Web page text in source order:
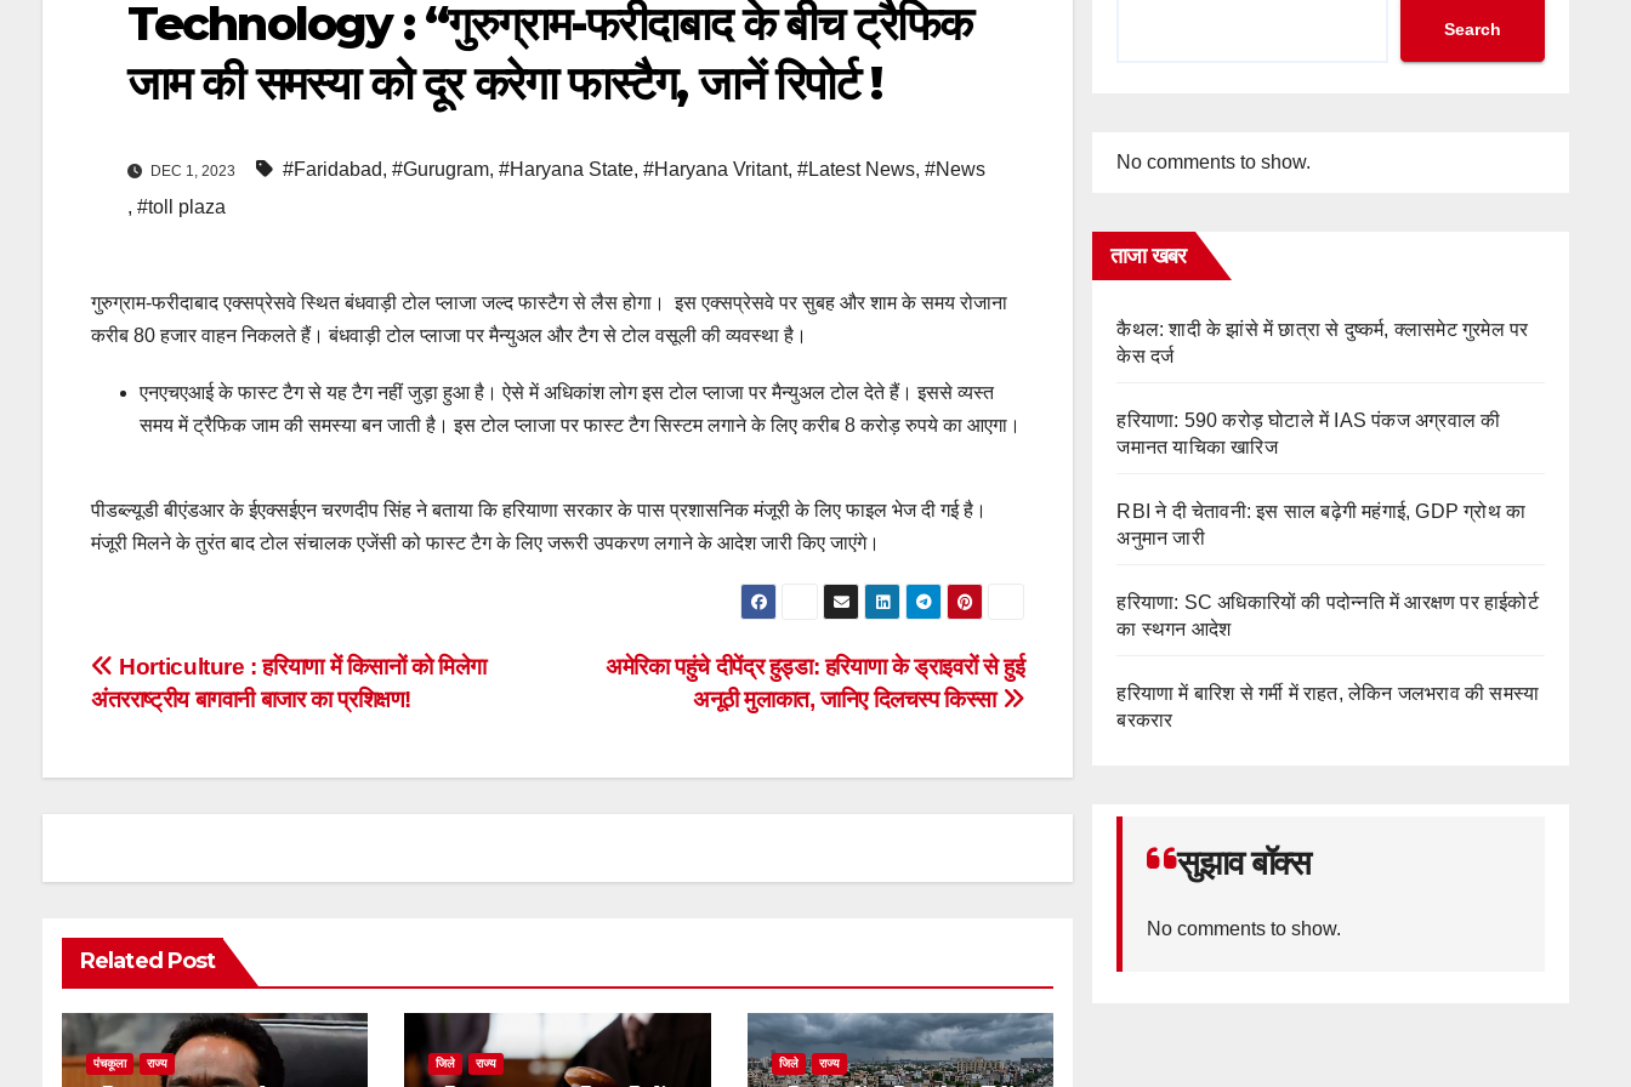
Technology : “गुरुग्राम-फरीदाबाद के बीच ट्रैफिक
जाम की समस्या को दूर करेगा फास्टैग, जानें रिपोर्ट !
DEC 1, 2023 #Faridabad, #Gurugram, #Haryana State, #Haryana Vritant, #Latest News, #News
, #toll plaza
गुरुग्राम-फरीदाबाद एक्सप्रेसवे स्थित बंधवाड़ी टोल प्लाजा जल्द फास्टैग से लैस होगा। इस एक्सप्रेसवे पर सुबह और शाम के समय रोजाना
करीब 80 हजार वाहन निकलते हैं। बंधवाड़ी टोल प्लाजा पर मैन्युअल और टैग से टोल वसूली की व्यवस्था है।
एनएचएआई के फास्ट टैग से यह टैग नहीं जुड़ा हुआ है। ऐसे में अधिकांश लोग इस टोल प्लाजा पर मैन्युअल टोल देते हैं। इससे व्यस्त
समय में ट्रैफिक जाम की समस्या बन जाती है। इस टोल प्लाजा पर फास्ट टैग सिस्टम लगाने के लिए करीब 8 करोड़ रुपये का आएगा।
पीडब्ल्यूडी बीएंडआर के ईएक्सईएन चरणदीप सिंह ने बताया कि हरियाणा सरकार के पास प्रशासनिक मंजूरी के लिए फाइल भेज दी गई है।
मंजूरी मिलने के तुरंत बाद टोल संचालक एजेंसी को फास्ट टैग के लिए जरूरी उपकरण लगाने के आदेश जारी किए जाएंगे।
Post
navigation
अमेरिका पहुंचे दीपेंद्र हुड्डा: हरियाणा के ड्राइवरों से हुई
अनूठी मुलाकात, जानिए दिलचस्प किस्सा
Horticulture : हरियाणा में किसानों को मिलेगा
अंतरराष्ट्रीय बागवानी बाजार का प्रशिक्षण!
Related Post
पंचकूला राज्य जिले राज्य जिले राज्य
Search
No comments to show.
ताजा खबर
कैथल: शादी के झांसे में छात्रा से दुष्कर्म, क्लासमेट गुरमेल पर
केस दर्ज
हरियाणा: 590 करोड़ घोटाले में IAS पंकज अग्रवाल की
जमानत याचिका खारिज
RBI ने दी चेतावनी: इस साल बढ़ेगी महंगाई, GDP ग्रोथ का
अनुमान जारी
हरियाणा: SC अधिकारियों की पदोन्नति में आरक्षण पर हाईकोर्ट
का स्थगन आदेश
हरियाणा में बारिश से गर्मी में राहत, लेकिन जलभराव की समस्या
बरकरार
सुझाव बॉक्स
No comments to show.